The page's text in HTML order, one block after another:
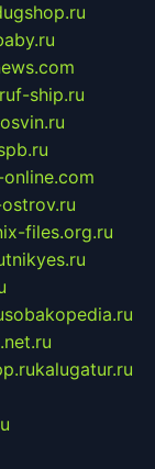
f-ship.ru
files.org.ru
sobakopedia.ru
kalugatur.ru